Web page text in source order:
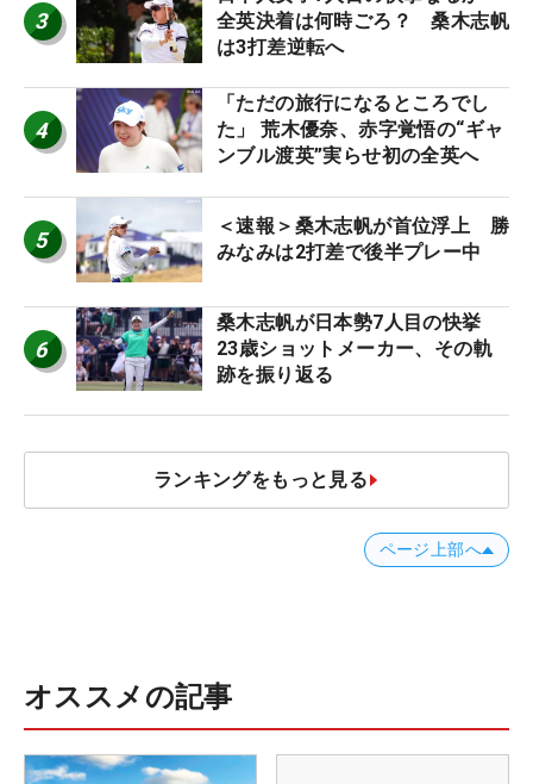
3
全英決着は何時ごろ？ 桑木志帆
は3打差逆転へ
4
「ただの旅行になるところでし
た」 荒木優奈、赤字覚悟の“ギャ
ンブル渡英”実らせ初の全英へ
5
＜速報＞桑木志帆が首位浮上 勝
みなみは2打差で後半プレー中
6
桑木志帆が日本勢7人目の快挙
23歳ショットメーカー、その軌
跡を振り返る
ランキングをもっと見る
ページ上部へ
オススメの記事